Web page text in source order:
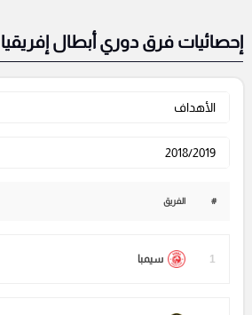
إحصائيات فرق دوري أبطال إفريقيا
الأهداف
2018/2019
# الفريق
1 سيمبا